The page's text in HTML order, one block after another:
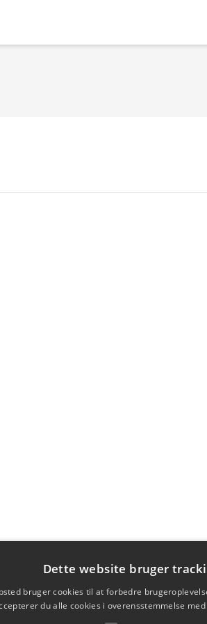
Dette website bruger
bruger cookies til at forbedre
du alle cookies i overensstemmelse